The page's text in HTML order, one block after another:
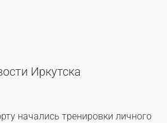
Иркутска
начались тренировки личного